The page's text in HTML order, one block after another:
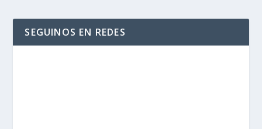
SEGUINOS EN REDES